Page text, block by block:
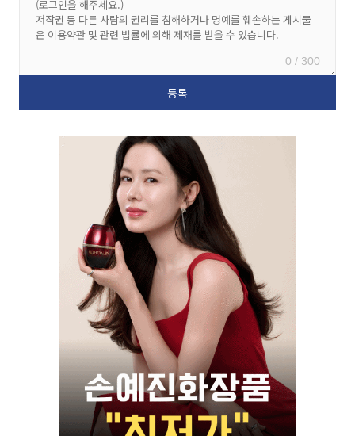
0 / 300